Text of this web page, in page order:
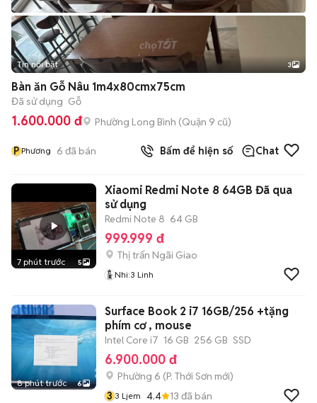
Tin nổi bật 3
Bàn ăn Gỗ Nâu 1m4x80cmx75cm
Đã sử dụng Gỗ
1.600.000 đ Phường Long Bình (Quận 9 cũ)
P Phương 6 đã bán Bấm để hiện số Chat
7 phút trước 5
Xiaomi Redmi Note 8 64GB Đã qua
sử dụng
Redmi Note 8 64 GB
999.999 đ
Thị trấn Ngãi Giao
Nhi:3 Linh
8 phút trước 6
Surface Book 2 i7 16GB/256 +tặng
phím cơ , mouse
Intel Core i7 16 GB 256 GB SSD
6.900.000 đ
Phường 6 (P. Thới Sơn mới)
3 3 Ljem 4.4 13 đã bán